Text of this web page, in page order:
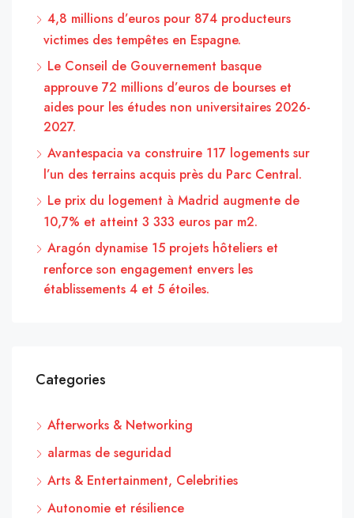
4,8 millions d’euros pour 874 producteurs
victimes des tempêtes en Espagne.
Le Conseil de Gouvernement basque
approuve 72 millions d’euros de bourses et
aides pour les études non universitaires 2026-
2027.
Avantespacia va construire 117 logements sur
l’un des terrains acquis près du Parc Central.
Le prix du logement à Madrid augmente de
10,7% et atteint 3 333 euros par m2.
Aragón dynamise 15 projets hôteliers et
renforce son engagement envers les
établissements 4 et 5 étoiles.
Categories
Afterworks & Networking
alarmas de seguridad
Arts & Entertainment, Celebrities
Autonomie et résilience